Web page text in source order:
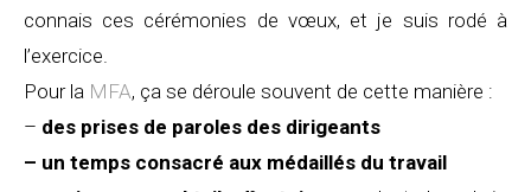
connais ces cérémonies de vœux, et je suis rodé à
l’exercice.
Pour la MFA, ça se déroule souvent de cette manière :
– des prises de paroles des dirigeants
– un temps consacré aux médaillés du travail